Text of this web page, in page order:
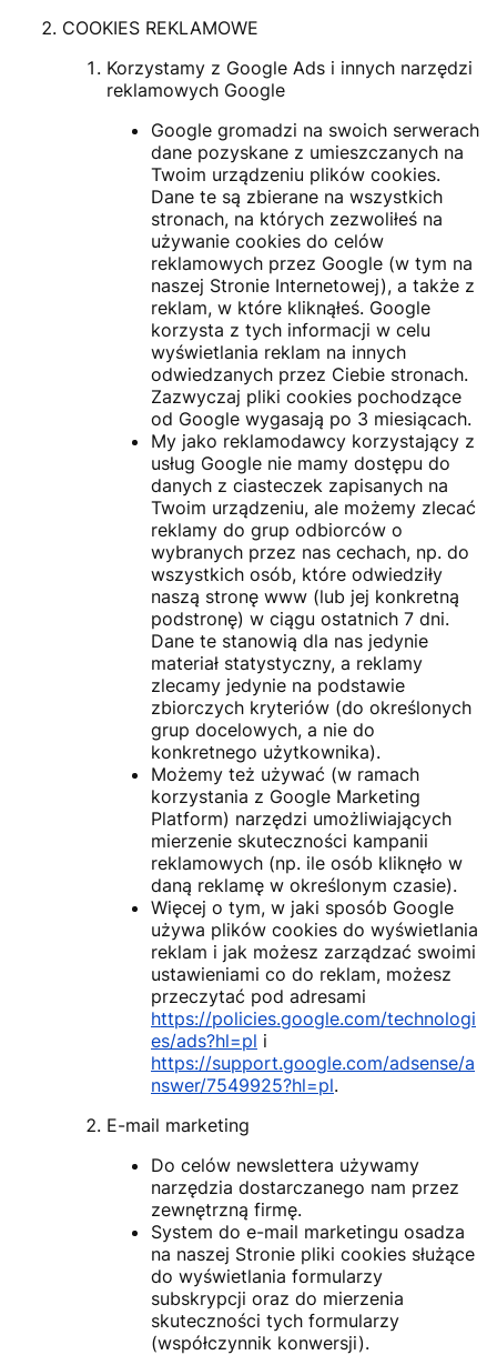
COOKIES REKLAMOWE
Korzystamy z Google Ads i innych narzędzi
reklamowych Google
Google gromadzi na swoich serwerach
dane pozyskane z umieszczanych na
Twoim urządzeniu plików cookies.
Dane te są zbierane na wszystkich
stronach, na których zezwoliłeś na
używanie cookies do celów
reklamowych przez Google (w tym na
naszej Stronie Internetowej), a także z
reklam, w które kliknąłeś. Google
korzysta z tych informacji w celu
wyświetlania reklam na innych
odwiedzanych przez Ciebie stronach.
Zazwyczaj pliki cookies pochodzące
od Google wygasają po 3 miesiącach.
My jako reklamodawcy korzystający z
usług Google nie mamy dostępu do
danych z ciasteczek zapisanych na
Twoim urządzeniu, ale możemy zlecać
reklamy do grup odbiorców o
wybranych przez nas cechach, np. do
wszystkich osób, które odwiedziły
naszą stronę www (lub jej konkretną
podstronę) w ciągu ostatnich 7 dni.
Dane te stanowią dla nas jedynie
materiał statystyczny, a reklamy
zlecamy jedynie na podstawie
zbiorczych kryteriów (do określonych
grup docelowych, a nie do
konkretnego użytkownika).
Możemy też używać (w ramach
korzystania z Google Marketing
Platform) narzędzi umożliwiających
mierzenie skuteczności kampanii
reklamowych (np. ile osób kliknęło w
daną reklamę w określonym czasie).
Więcej o tym, w jaki sposób Google
używa plików cookies do wyświetlania
reklam i jak możesz zarządzać swoimi
ustawieniami co do reklam, możesz
przeczytać pod adresami
https://policies.google.com/technologi
es/ads?hl=pl i
https://support.google.com/adsense/a
nswer/7549925?hl=pl.
E-mail marketing
Do celów newslettera używamy
narzędzia dostarczanego nam przez
zewnętrzną firmę.
System do e-mail marketingu osadza
na naszej Stronie pliki cookies służące
do wyświetlania formularzy
subskrypcji oraz do mierzenia
skuteczności tych formularzy
(współczynnik konwersji).